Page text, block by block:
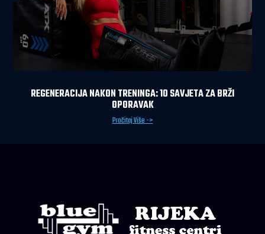
REGENERACIJA NAKON TRENINGA: 10 SAVJETA ZA BRŽI
OPORAVAK
Pročitaj Više ->